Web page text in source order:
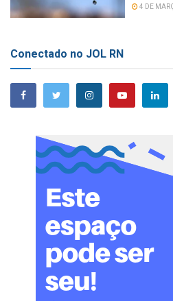
4 DE
Conectado no JOL RN